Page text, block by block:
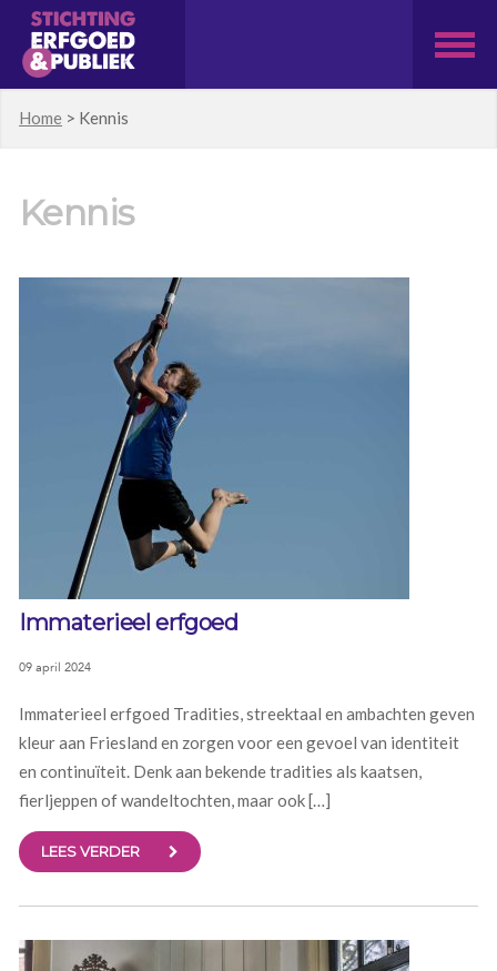
Home > Kennis
Kennis
Immaterieel erfgoed
09 april 2024
Immaterieel erfgoed Tradities, streektaal en ambachten geven
kleur aan Friesland en zorgen voor een gevoel van identiteit
en continuïteit. Denk aan bekende tradities als kaatsen,
fierljeppen of wandeltochten, maar ook […]
LEES VERDER